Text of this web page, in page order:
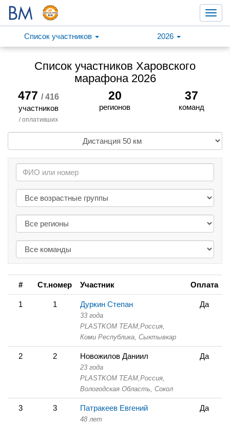
Список участников
2026
Список участников Харовского
марафона 2026
477 / 416
участников
/ оплативших
20
регионов
37
команд
# Ст.номер Участник Оплата
1 1 Дуркин Степан
33 года
PLASTKOM TEAM, Россия,
Коми Республика, Сыктывкар
Да
2 2 Новожилов Даниил
23 года
PLASTKOM TEAM, Россия,
Вологодская Область, Сокол
Да
3 3 Патракеев Евгений
48 лет
Да